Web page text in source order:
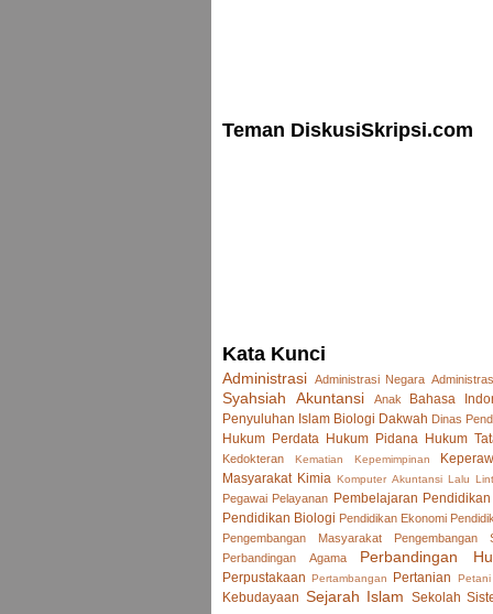
Teman DiskusiSkripsi.com
Kata Kunci
Administrasi Administrasi Negara
Syahsiah
Akuntansi Anak Bahasa
Penyuluhan Islam Biologi Dakwah Dinas
Hukum Perdata Hukum Pidana Hukum
Kedokteran
Kematian Kepemimpinan
Masyarakat Kimia Komputer Akuntansi Lalu
Pegawai Pelayanan Pembelajaran
Pendidikan Biologi Pendidikan Ekonomi
Pengembangan Masyarakat Pengembangan
Perbandingan Agama Perbandingan
Perpustakaan Pertambangan Pertanian Petani
Kebudayaan Sejarah Islam Sekolah